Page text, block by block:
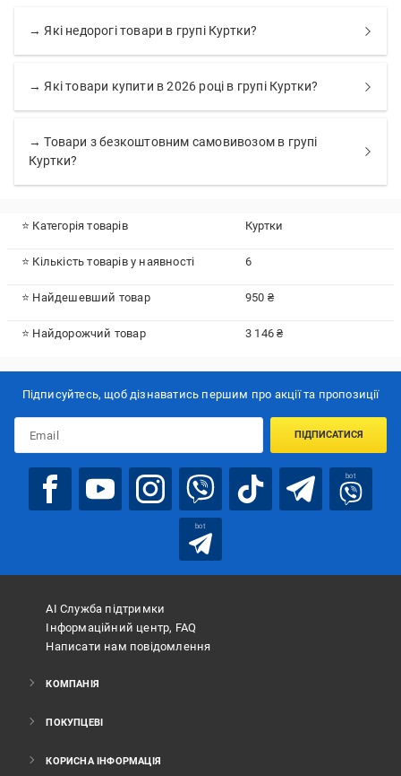
→ Які недорогі товари в групі Куртки?
→ Які товари купити в 2026 році в групі Куртки?
→ Товари з безкоштовним самовивозом в групі
Куртки?
⭐ Категорія товарів Куртки
⭐ Кількість товарів у наявності 6
⭐ Найдешевший товар 950 ₴
⭐ Найдорожчий товар 3 146 ₴
Підписуйтесь, щоб дізнаватись першим про акції та пропозиції
ПІДПИСАТИСЯ
bot
bot
АІ Служба підтримки
Інформаційний центр, FAQ
Написати нам повідомлення
КОМПАНІЯ
ПОКУПЦЕВІ
КОРИСНА ІНФОРМАЦІЯ